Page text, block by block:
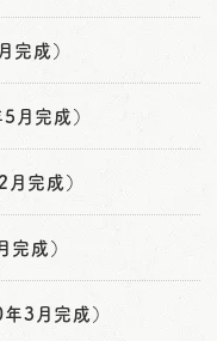
成）
月完成）
完成）
成）
3月完成）